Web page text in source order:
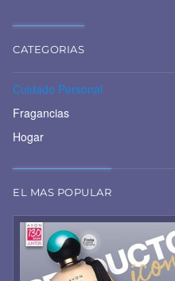
CATEGORIAS
Cuidado Personal
Fragancias
Hogar
EL MAS POPULAR